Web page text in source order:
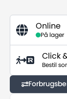
Online
På lager
Click
Bestil